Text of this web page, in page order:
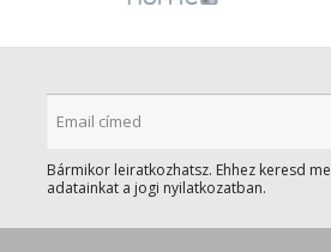
Bármikor leiratkozhatsz. Ehhez keresd
adatainkat a jogi nyilatkozatban.